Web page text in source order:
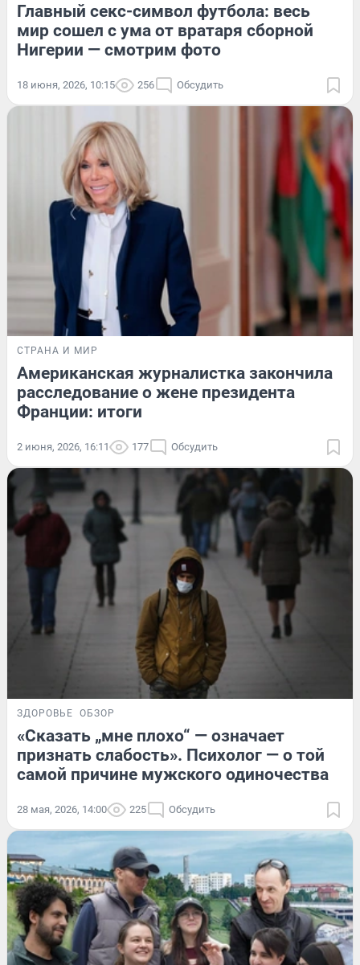
Главный секс-символ футбола: весь
мир сошел с ума от вратаря сборной
Нигерии — смотрим фото
18 июня, 2026, 10:15 256 Обсудить
СТРАНА И МИР
Американская журналистка закончила
расследование о жене президента
Франции: итоги
2 июня, 2026, 16:11 177 Обсудить
ЗДОРОВЬЕ ОБЗОР
«Сказать „мне плохо“ — означает
признать слабость». Психолог — о той
самой причине мужского одиночества
28 мая, 2026, 14:00 225 Обсудить